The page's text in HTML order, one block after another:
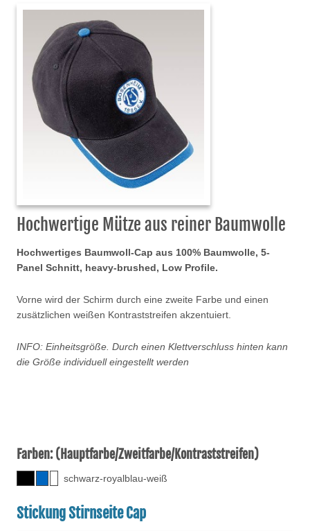
Hochwertige Mütze aus reiner Baumwolle
Hochwertiges Baumwoll-Cap aus 100% Baumwolle, 5-
Panel Schnitt, heavy-brushed, Low Profile.
Vorne wird der Schirm durch eine zweite Farbe und einen
zusätzlichen weißen Kontraststreifen akzentuiert.
INFO: Einheitsgröße. Durch einen Klettverschluss hinten kann
die Größe individuell eingestellt werden
Farben: (Hauptfarbe/Zweitfarbe/Kontraststreifen)
schwarz-royalblau-weiß
Stickung Stirnseite Cap